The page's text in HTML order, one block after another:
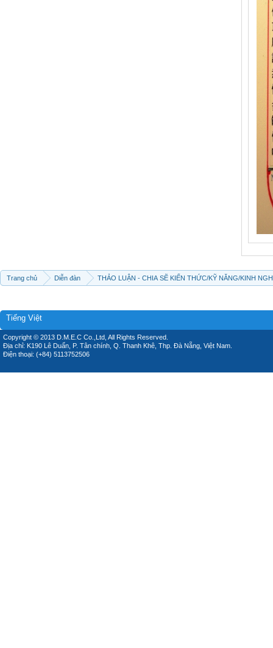
Trang chủ Diễn đàn THẢO LUẬN - CHIA SẼ KIẾN THỨC/KỸ NĂNG/KINH
Tiếng Việt
Copyright © 2013 D.M.E.C Co.,Ltd, All Rights Reserved.
Địa chỉ: K190 Lê Duẩn, P. Tân chính, Q. Thanh Khê, Thp. Đà Nẵng, Việt Nam.
Điện thoại: (+84) 5113752506